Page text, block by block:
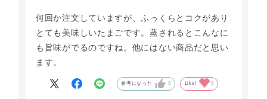
何回か注文していますが、ふっくらとコクがあり
とても美味しいたまごです。蒸されるとこんなに
も旨味がでるのですね。他にはない商品だと思い
ます。
参考になった 0 Like! 0